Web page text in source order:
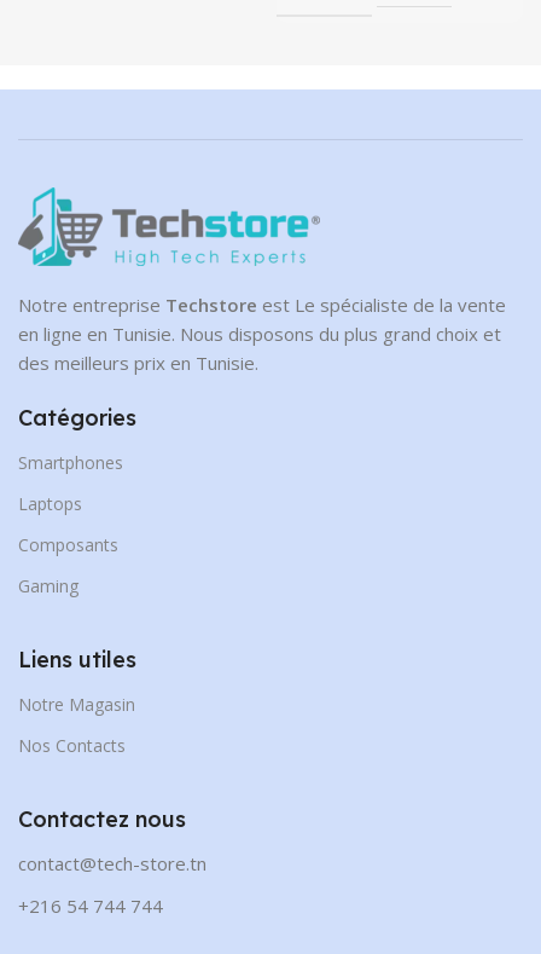
Notre entreprise Techstore est Le spécialiste de la vente
en ligne en Tunisie. Nous disposons du plus grand choix et
des meilleurs prix en Tunisie.
Catégories
Smartphones
Laptops
Composants
Gaming
Liens utiles
Notre Magasin
Nos Contacts
Contactez nous
contact@tech-store.tn
+216 54 744 744